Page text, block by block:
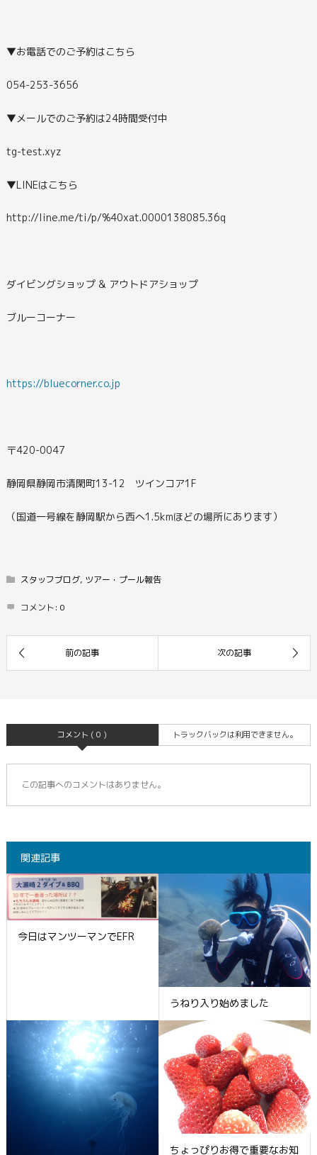
▼お電話でのご予約はこちら
054-253-3656
▼メールでのご予約は24時間受付中
tg-test.xyz
▼LINEはこちら
http://line.me/ti/p/%40xat.0000138085.36q
ダイビングショップ & アウトドアショップ
ブルーコーナー
https://bluecorner.co.jp
〒420-0047
静岡県静岡市清閑町13-12 ツインコア1F
（国道一号線を静岡駅から西へ1.5kmほどの場所にあります）
スタッフブログ, ツアー・プール報告
コメント: 0
コメント ( 0 ) トラックバックは利用できません。
この記事へのコメントはありません。
関連記事
今日はマンツーマンでEFR
うねり入り始めました
ちょっぴりお得で重要なお知